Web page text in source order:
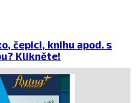
čepici, knihu apod. s
Klikněte!